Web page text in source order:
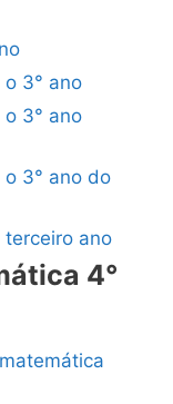
3° ano
3° ano
3° ano do
ano
4°